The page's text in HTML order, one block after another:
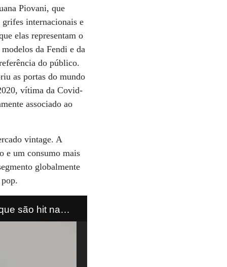
Piovani, que
grifes internacionais e
elas representam o
da Fendi e da
do público.
as portas do mundo
vítima da Covid-
associado ao
vintage. A
e um consumo mais
globalmente
são hit na